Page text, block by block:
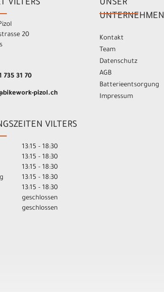
VILTERS
20
735 31 70
pizol.ch
VILTERS
13:15 - 18:30
13:15 - 18:30
13:15 - 18:30
13:15 - 18:30
13:15 - 18:30
geschlossen
geschlossen
UNSER
UNTERNEHMEN
Kontakt
Team
Datenschutz
AGB
Batterieentsorgung
Impressum